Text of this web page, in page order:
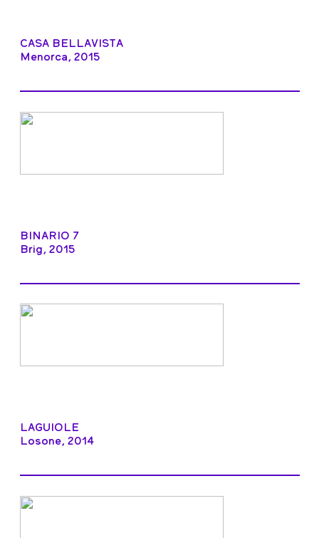
CASA BELLAVISTA
Menorca, 2015
BINARIO 7
Brig, 2015
LAGUIOLE
Losone, 2014